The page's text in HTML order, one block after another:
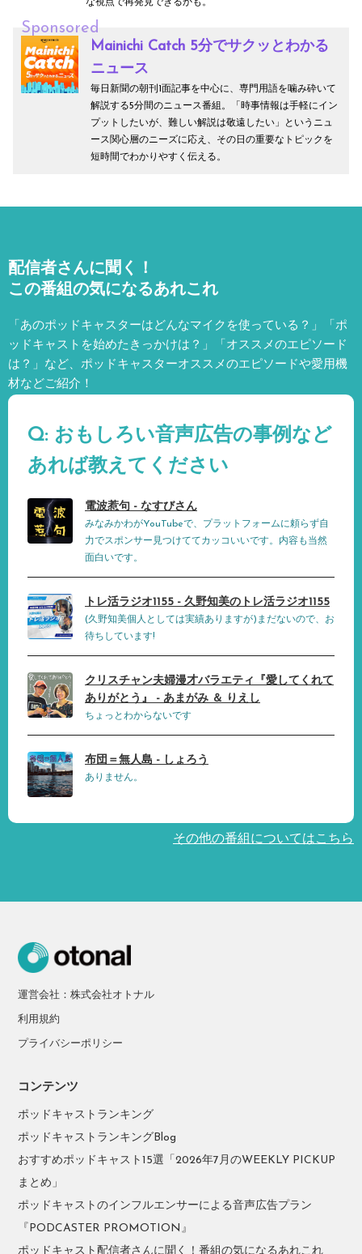
な視点で再発見できるかも。
Sponsored
Mainichi Catch 5分でサクッとわかる
ニュース
毎日新聞の朝刊1面記事を中心に、専門用語を噛み砕いて
解説する5分間のニュース番組。「時事情報は手軽にイン
プットしたいが、難しい解説は敬遠したい」というニュ
ース関心層のニーズに応え、その日の重要なトピックを
短時間でわかりやすく伝える。
配信者さんに聞く！
この番組の気になるあれこれ
「あのポッドキャスターはどんなマイクを使っている？」「ポ
ッドキャストを始めたきっかけは？」「オススメのエピソード
は？」など、 ポッドキャスターオススメのエピソードや愛用機
材などご紹介！
Q: おもしろい音声広告の事例など
あれば教えてください
電波惹句 - なすびさん
みなみかわがYouTubeで、プラットフォームに頼らず自
力でスポンサー見つけててカッコいいです。内容も当然
面白いです。
トレ活ラジオ1155 - 久野知美のトレ活ラジオ1155
(久野知美個人としては実績ありますが)まだないので、お
待ちしています!
クリスチャン夫婦漫才バラエティ『愛してくれて
ありがとう』 - あまがみ ＆ りえし
ちょっとわからないです
布団＝無人島 - しょろう
ありません。
その他の番組についてはこちら
運営会社：株式会社オトナル
利用規約
プライバシーポリシー
コンテンツ
ポッドキャストランキング
ポッドキャストランキングBlog
おすすめポッドキャスト15選「2026年7月のWEEKLY PICKUP
まとめ」
ポッドキャストのインフルエンサーによる音声広告プラン
『PODCASTER PROMOTION』
ポッドキャスト配信者さんに聞く！番組の気になるあれこれ